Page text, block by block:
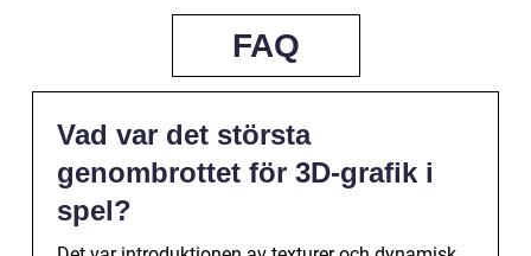
FAQ
Vad var det största
genombrottet för 3D-grafik i
spel?